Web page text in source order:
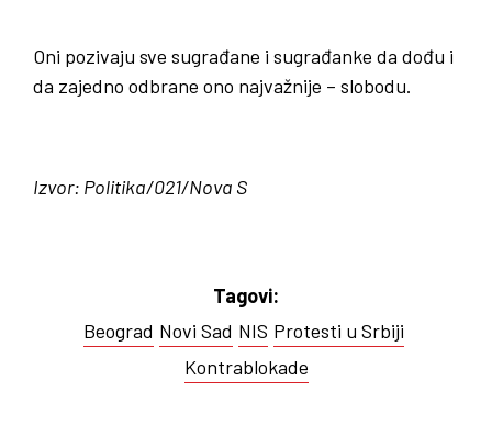
Oni pozivaju sve sugrađane i sugrađanke da dođu i
da zajedno odbrane ono najvažnije – slobodu.
Izvor: Politika/021/Nova S
Tagovi:
Beograd Novi Sad NIS Protesti u Srbiji
Kontrablokade